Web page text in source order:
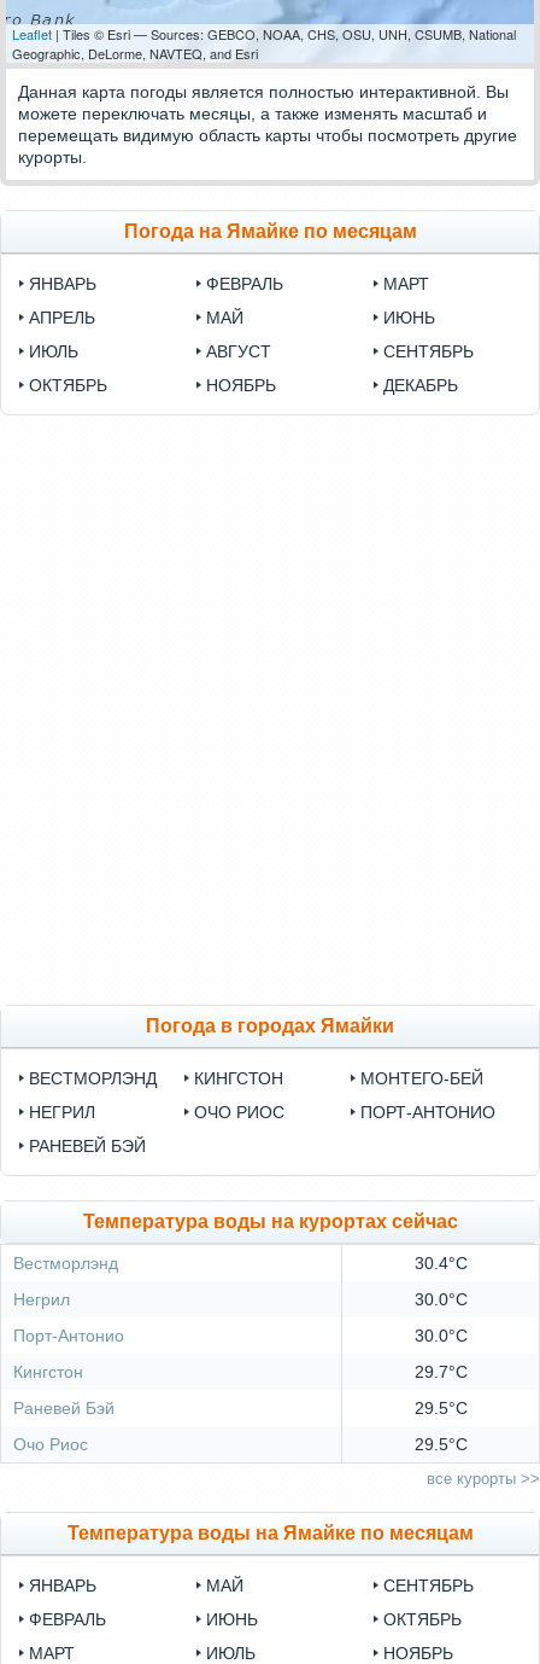
Leaflet | Tiles © Esri — Sources: GEBCO, NOAA, CHS, OSU, UNH, CSUMB, National
Geographic, DeLorme, NAVTEQ, and Esri
Данная карта погоды является полностью интерактивной. Вы
можете переключать месяцы, а также изменять масштаб и
перемещать видимую область карты чтобы посмотреть другие
курорты.
Погода на Ямайке по месяцам
ЯНВАРЬ ФЕВРАЛЬ
МАРТ
АПРЕЛЬ
МАЙ
ИЮНЬ
ИЮЛЬ
АВГУСТ
СЕНТЯБРЬ
ОКТЯБРЬ
НОЯБРЬ ДЕКАБРЬ
Погода в городах Ямайки
ВЕСТМОРЛЭНД
НЕГРИЛ
РАНЕВЕЙ БЭЙ
КИНГСТОН
ОЧО РИОС
МОНТЕГО-БЕЙ
ПОРТ-АНТОНИО
Температура воды на курортах сейчас
Вестморлэнд
30.4°C
Негрил
30.0°C
Порт-Антонио
30.0°C
Кингстон
29.7°C
Раневей Бэй
29.5°C
Очо Риос
29.5°C
все курорты >>
Температура воды на Ямайке по месяцам
ЯНВАРЬ
ФЕВРАЛЬ
МАРТ
МАЙ
ИЮНЬ
ИЮЛЬ
СЕНТЯБРЬ
ОКТЯБРЬ
НОЯБРЬ